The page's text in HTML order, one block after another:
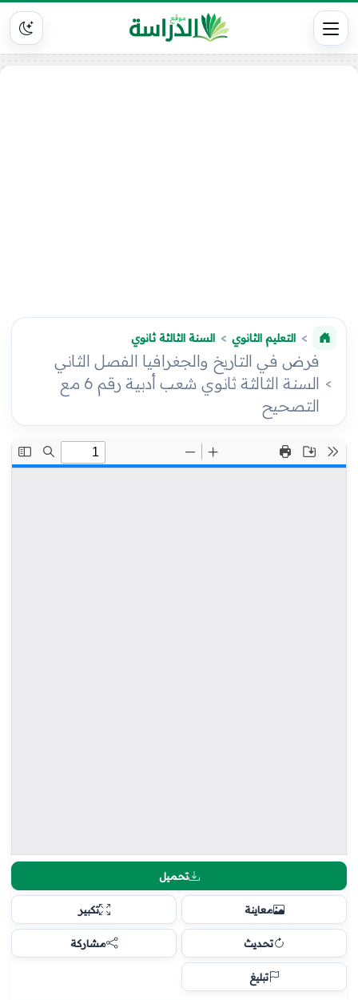
التعليم الثانوي السنة الثالثة ثانوي
فرض في التاريخ والجغرافيا الفصل الثاني
السنة الثالثة ثانوي شعب أدبية رقم 6 مع
التصحيح
تحميل
معاينة تكبير
تحديث مشاركة
تبليغ